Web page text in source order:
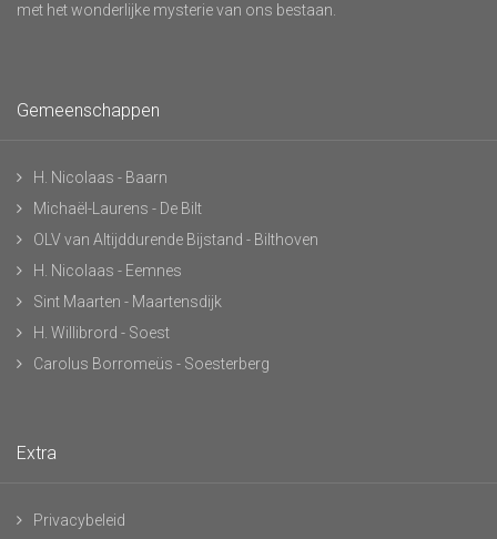
met het wonderlijke mysterie van ons bestaan.
Gemeenschappen
H. Nicolaas - Baarn
Michaël-Laurens - De Bilt
OLV van Altijddurende Bijstand - Bilthoven
H. Nicolaas - Eemnes
Sint Maarten - Maartensdijk
H. Willibrord - Soest
Carolus Borromeüs - Soesterberg
Extra
Privacybeleid